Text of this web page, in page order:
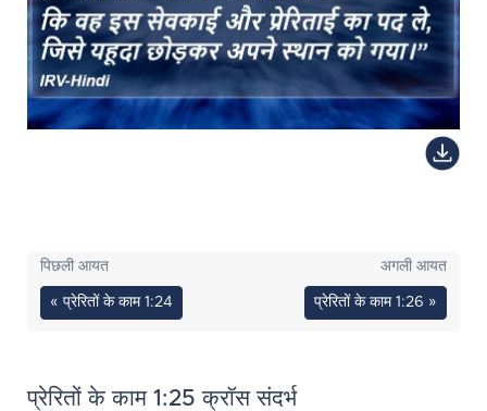
पिछली आयत
« प्रेरितों के काम 1:24
अगली आयत
प्रेरितों के काम 1:26 »
प्रेरितों के काम 1:25 क्रॉस संदर्भ